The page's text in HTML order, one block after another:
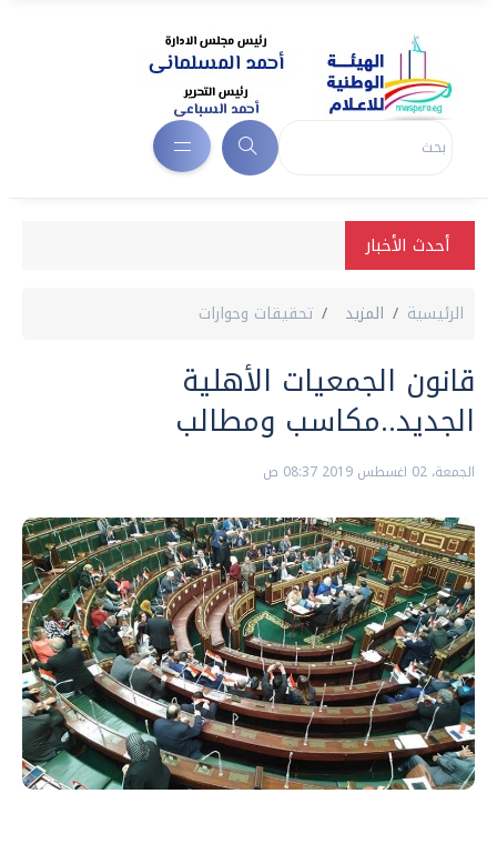
أحدث الأخبار
الرئيسية المزيد تحقيقات وحوارات
قانون الجمعيات الأهلية
الجديد..مكاسب ومطالب
الجمعة، 02 اغسطس 2019 08:37 ص